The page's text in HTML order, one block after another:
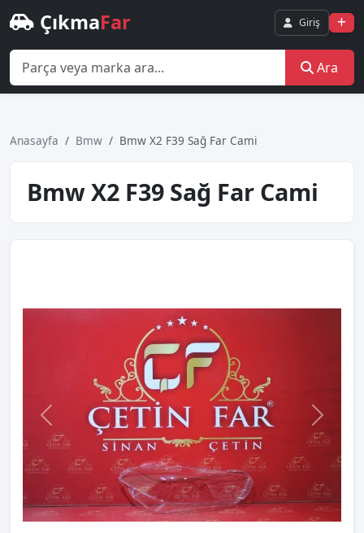
ÇıkmaFar Giriş
Ara
Anasayfa Bmw Bmw X2 F39 Sağ Far Cami
Bmw X2 F39 Sağ Far Cami